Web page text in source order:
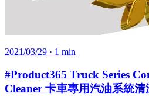
2021/03/29 · 1 min
#Product365 Truck Series
Cleaner 卡車專用汽油系統清